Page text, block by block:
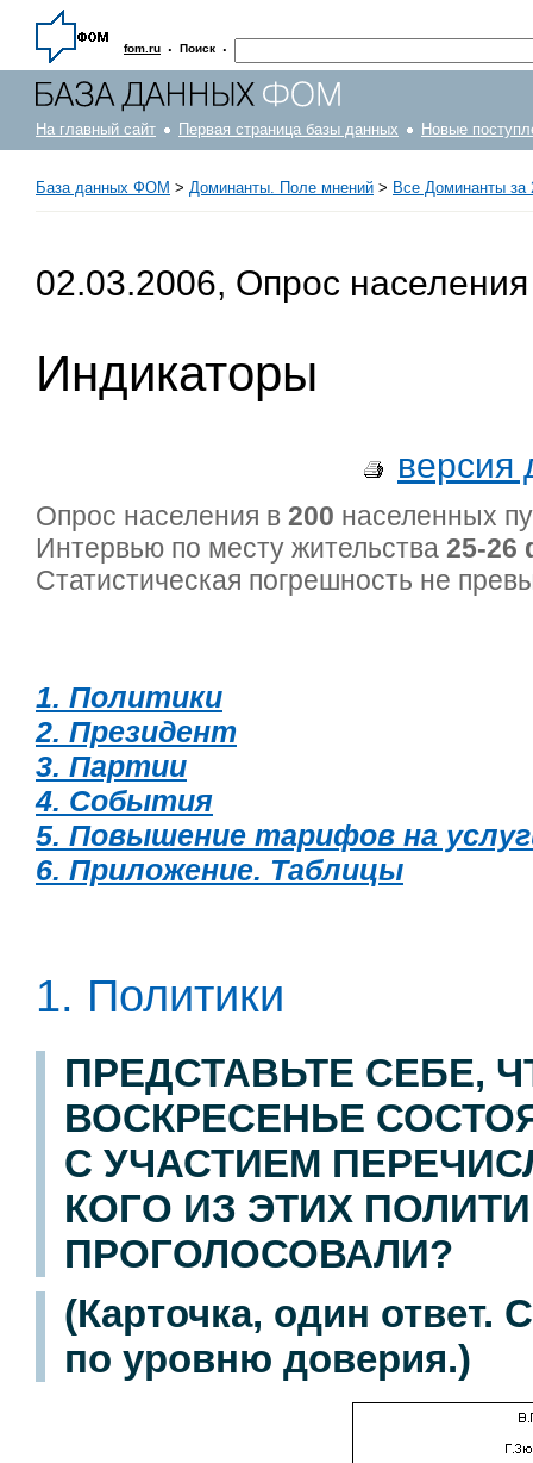
fom.ru · Поиск ·
На главный сайт Первая страница базы данных Новые
База данных ФОМ > Доминанты. Поле мнений > Все Доминанты за
02.03.2006, Опрос населения
Индикаторы
версия
Опрос населения в 200 населенных
Интервью по месту жительства 25-26
Статистическая погрешность не
1. Политики
2. Президент
3. Партии
4. События
5. Повышение тарифов на
6. Приложение. Таблицы
1. Политики
ПРЕДСТАВЬТЕ СЕБЕ,
ВОСКРЕСЕНЬЕ
С УЧАСТИЕМ
КОГО ИЗ ЭТИХ
ПРОГОЛОСОВАЛИ?
(Карточка, один ответ.
по уровню доверия.)